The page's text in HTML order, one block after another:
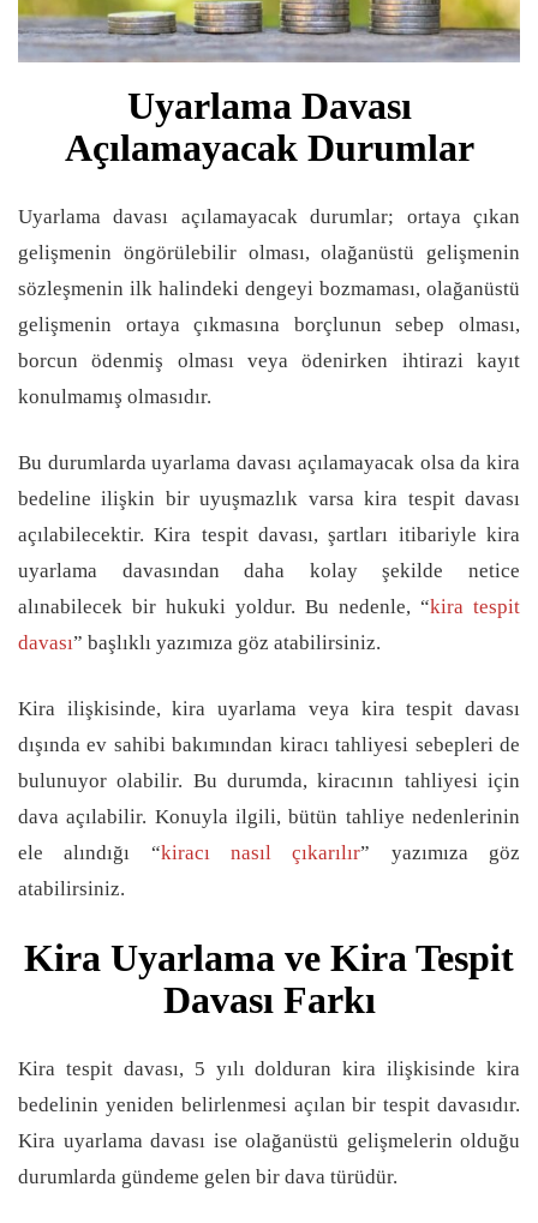
Uyarlama Davası
Açılamayacak Durumlar
Uyarlama davası açılamayacak durumlar; ortaya çıkan
gelişmenin öngörülebilir olması, olağanüstü gelişmenin
sözleşmenin ilk halindeki dengeyi bozmaması, olağanüstü
gelişmenin ortaya çıkmasına borçlunun sebep olması,
borcun ödenmiş olması veya ödenirken ihtirazi kayıt
konulmamış olmasıdır.
Bu durumlarda uyarlama davası açılamayacak olsa da kira
bedeline ilişkin bir uyuşmazlık varsa kira tespit davası
açılabilecektir. Kira tespit davası, şartları itibariyle kira
uyarlama davasından daha kolay şekilde netice
alınabilecek bir hukuki yoldur. Bu nedenle, “kira tespit
davası” başlıklı yazımıza göz atabilirsiniz.
Kira ilişkisinde, kira uyarlama veya kira tespit davası
dışında ev sahibi bakımından kiracı tahliyesi sebepleri de
bulunuyor olabilir. Bu durumda, kiracının tahliyesi için
dava açılabilir. Konuyla ilgili, bütün tahliye nedenlerinin
ele alındığı “kiracı nasıl çıkarılır” yazımıza göz
atabilirsiniz.
Kira Uyarlama ve Kira Tespit
Davası Farkı
Kira tespit davası, 5 yılı dolduran kira ilişkisinde kira
bedelinin yeniden belirlenmesi açılan bir tespit davasıdır.
Kira uyarlama davası ise olağanüstü gelişmelerin olduğu
durumlarda gündeme gelen bir dava türüdür.